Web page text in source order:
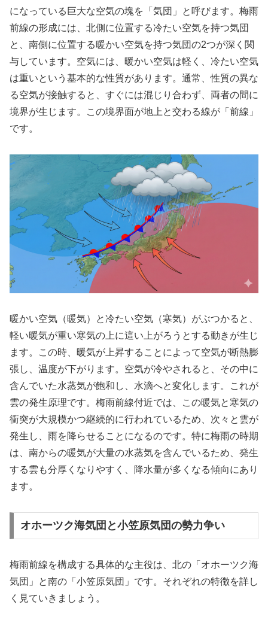
になっている巨大な空気の塊を「気団」と呼びます。梅雨
前線の形成には、北側に位置する冷たい空気を持つ気団
と、南側に位置する暖かい空気を持つ気団の2つが深く関
与しています。空気には、暖かい空気は軽く、冷たい空気
は重いという基本的な性質があります。通常、性質の異な
る空気が接触すると、すぐには混じり合わず、両者の間に
境界が生じます。この境界面が地上と交わる線が「前線」
です。
暖かい空気（暖気）と冷たい空気（寒気）がぶつかると、
軽い暖気が重い寒気の上に這い上がろうとする動きが生じ
ます。この時、暖気が上昇することによって空気が断熱膨
張し、温度が下がります。空気が冷やされると、その中に
含んでいた水蒸気が飽和し、水滴へと変化します。これが
雲の発生原理です。梅雨前線付近では、この暖気と寒気の
衝突が大規模かつ継続的に行われているため、次々と雲が
発生し、雨を降らせることになるのです。特に梅雨の時期
は、南からの暖気が大量の水蒸気を含んでいるため、発生
する雲も分厚くなりやすく、降水量が多くなる傾向にあり
ます。
オホーツク海気団と小笠原気団の勢力争い
梅雨前線を構成する具体的な主役は、北の「オホーツク海
気団」と南の「小笠原気団」です。それぞれの特徴を詳し
く見ていきましょう。